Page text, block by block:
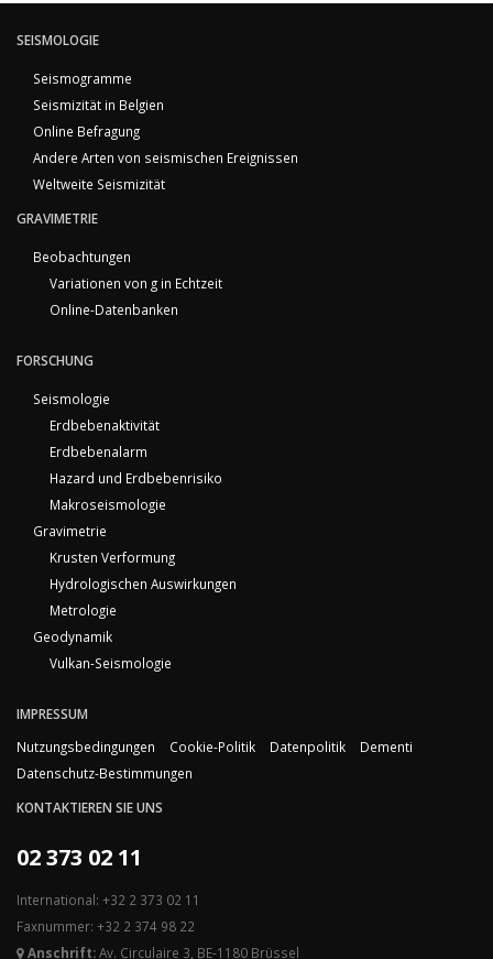
SEISMOLOGIE
Seismogramme
Seismizität in Belgien
Online Befragung
Andere Arten von seismischen Ereignissen
Weltweite Seismizität
GRAVIMETRIE
Beobachtungen
Variationen von g in Echtzeit
Online-Datenbanken
FORSCHUNG
Seismologie
Erdbebenaktivität
Erdbebenalarm
Hazard und Erdbebenrisiko
Makroseismologie
Gravimetrie
Krusten Verformung
Hydrologischen Auswirkungen
Metrologie
Geodynamik
Vulkan-Seismologie
IMPRESSUM
Nutzungsbedingungen
Cookie-Politik Datenpolitik
Dementi
Datenschutz-Bestimmungen
KONTAKTIEREN SIE UNS
02 373 02 11
International: +32 2 373 02 11
Faxnummer: +32 2 374 98 22
Anschrift:Av. Circulaire 3, BE-1180 Brüssel